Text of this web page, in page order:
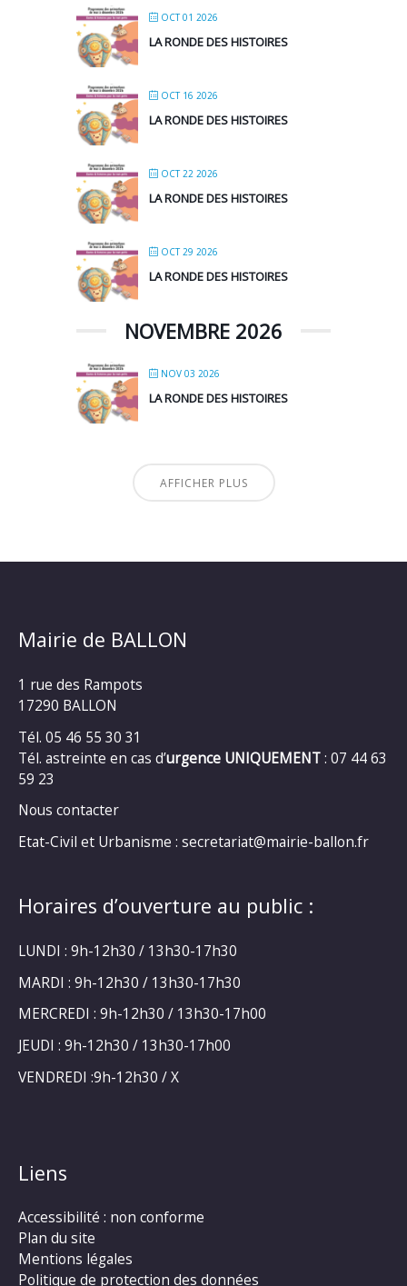
OCT 01 2026
LA RONDE DES HISTOIRES
OCT 16 2026
LA RONDE DES HISTOIRES
OCT 22 2026
LA RONDE DES HISTOIRES
OCT 29 2026
LA RONDE DES HISTOIRES
NOVEMBRE 2026
NOV 03 2026
LA RONDE DES HISTOIRES
AFFICHER PLUS
Mairie de BALLON
1 rue des Rampots
17290 BALLON
Tél. 05 46 55 30 31
Tél. astreinte en cas d’urgence UNIQUEMENT: 07 44 63
59 23
Nous contacter
Etat-Civil et Urbanisme : secretariat@mairie-ballon.fr
Horaires d’ouverture au public :
LUNDI : 9h-12h30 / 13h30-17h30
MARDI : 9h-12h30 / 13h30-17h30
MERCREDI : 9h-12h30 / 13h30-17h00
JEUDI : 9h-12h30 / 13h30-17h00
VENDREDI :9h-12h30 / X
Liens
Accessibilité : non conforme
Plan du site
Mentions légales
Politique de protection des données